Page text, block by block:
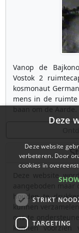
Vanop de
Vostok 2
kosmonaut
mens in de
Deze website
aangeboden
houden te
kunnen
ons te
kunnen
Deze
Deze website
verbeteren. Door
cookies in
STRIKT
TARGETING